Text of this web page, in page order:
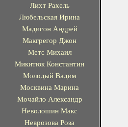
Лихт Рахель
Любельская Ирина
Мадисон Андрей
Макгрегор Джон
Метс Михаил
Микитюк Константин
Молодый Вадим
Москвина Марина
Мочайло Александр
Неволошин Макс
Неврозова Роза